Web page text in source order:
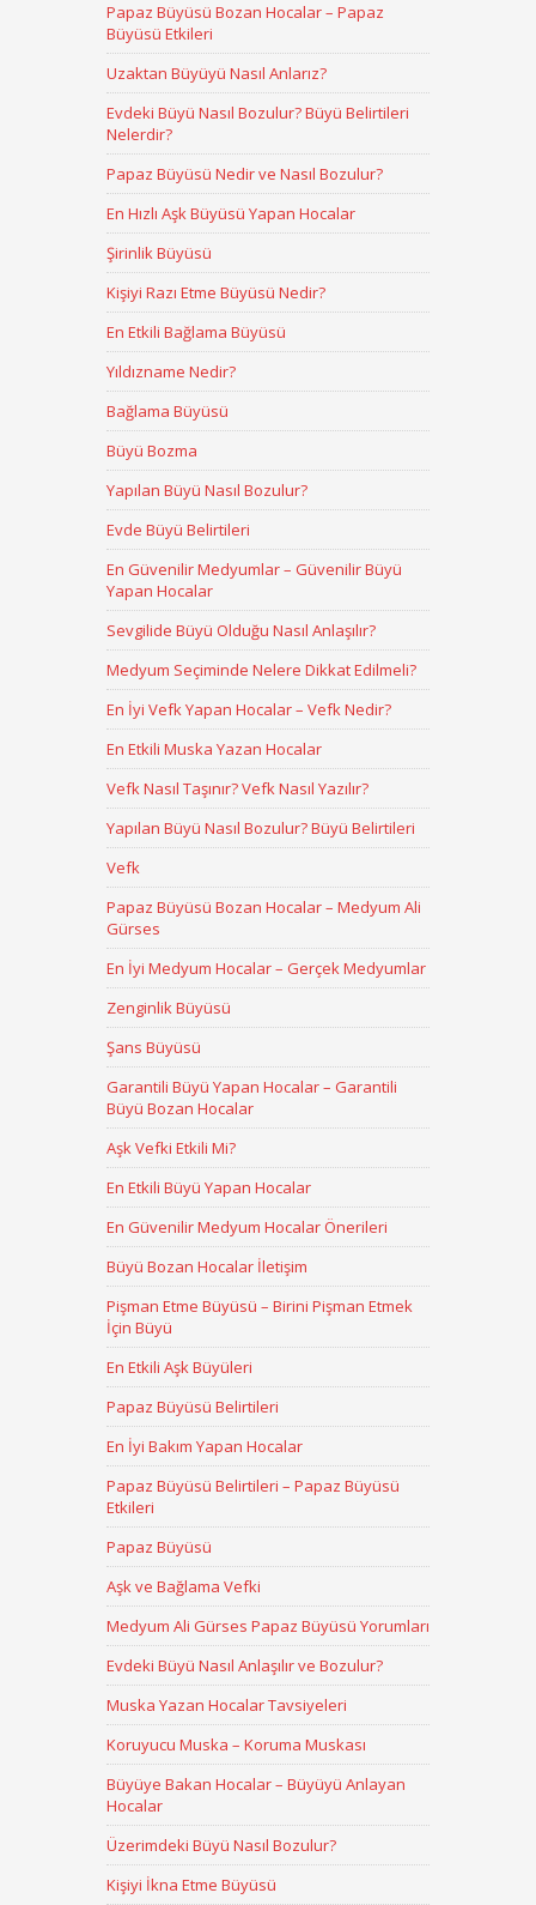
Papaz Büyüsü Bozan Hocalar – Papaz
Büyüsü Etkileri
Uzaktan Büyüyü Nasıl Anlarız?
Evdeki Büyü Nasıl Bozulur? Büyü Belirtileri
Nelerdir?
Papaz Büyüsü Nedir ve Nasıl Bozulur?
En Hızlı Aşk Büyüsü Yapan Hocalar
Şirinlik Büyüsü
Kişiyi Razı Etme Büyüsü Nedir?
En Etkili Bağlama Büyüsü
Yıldızname Nedir?
Bağlama Büyüsü
Büyü Bozma
Yapılan Büyü Nasıl Bozulur?
Evde Büyü Belirtileri
En Güvenilir Medyumlar – Güvenilir Büyü
Yapan Hocalar
Sevgilide Büyü Olduğu Nasıl Anlaşılır?
Medyum Seçiminde Nelere Dikkat Edilmeli?
En İyi Vefk Yapan Hocalar – Vefk Nedir?
En Etkili Muska Yazan Hocalar
Vefk Nasıl Taşınır? Vefk Nasıl Yazılır?
Yapılan Büyü Nasıl Bozulur? Büyü Belirtileri
Vefk
Papaz Büyüsü Bozan Hocalar – Medyum Ali
Gürses
En İyi Medyum Hocalar – Gerçek Medyumlar
Zenginlik Büyüsü
Şans Büyüsü
Garantili Büyü Yapan Hocalar – Garantili
Büyü Bozan Hocalar
Aşk Vefki Etkili Mi?
En Etkili Büyü Yapan Hocalar
En Güvenilir Medyum Hocalar Önerileri
Büyü Bozan Hocalar İletişim
Pişman Etme Büyüsü – Birini Pişman Etmek
İçin Büyü
En Etkili Aşk Büyüleri
Papaz Büyüsü Belirtileri
En İyi Bakım Yapan Hocalar
Papaz Büyüsü Belirtileri – Papaz Büyüsü
Etkileri
Papaz Büyüsü
Aşk ve Bağlama Vefki
Medyum Ali Gürses Papaz Büyüsü Yorumları
Evdeki Büyü Nasıl Anlaşılır ve Bozulur?
Muska Yazan Hocalar Tavsiyeleri
Koruyucu Muska – Koruma Muskası
Büyüye Bakan Hocalar – Büyüyü Anlayan
Hocalar
Üzerimdeki Büyü Nasıl Bozulur?
Kişiyi İkna Etme Büyüsü